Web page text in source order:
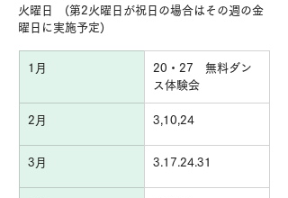
火曜日　(第2火曜日が祝日の場合はその週の金
曜日に実施予定)
1月
20・27　無料ダン
ス体験会
2月 3,10,24
3月 3.17.24.31